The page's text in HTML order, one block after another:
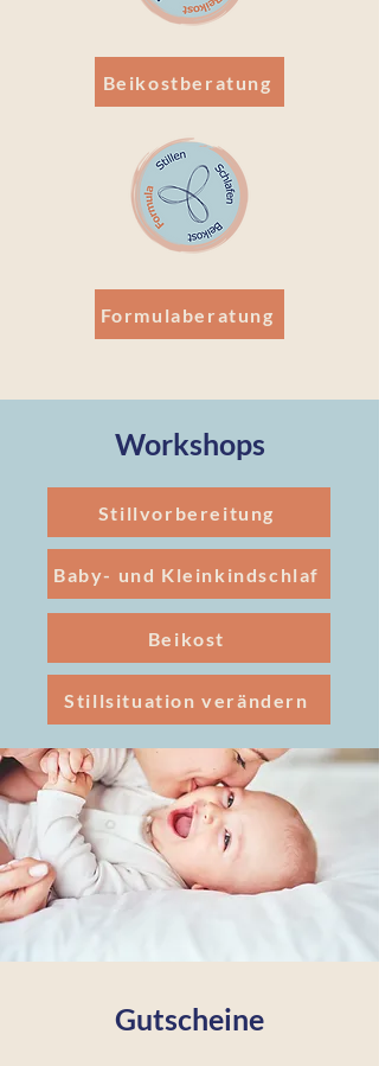
Beikostberatung
Formulaberatung
Workshops
Stillvorbereitung
Baby- und Kleinkindschlaf
Beikost
Stillsituation verändern
Gutscheine